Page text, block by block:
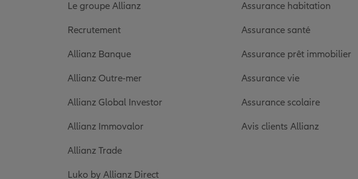
Le groupe Allianz
Recrutement
Allianz Banque
Allianz Outre-mer
Allianz Global Investor
Allianz Immovalor
Allianz Trade
Luko by Allianz Direct
Assurance habitation
Assurance santé
Assurance prêt immobilier
Assurance vie
Assurance scolaire
Avis clients Allianz